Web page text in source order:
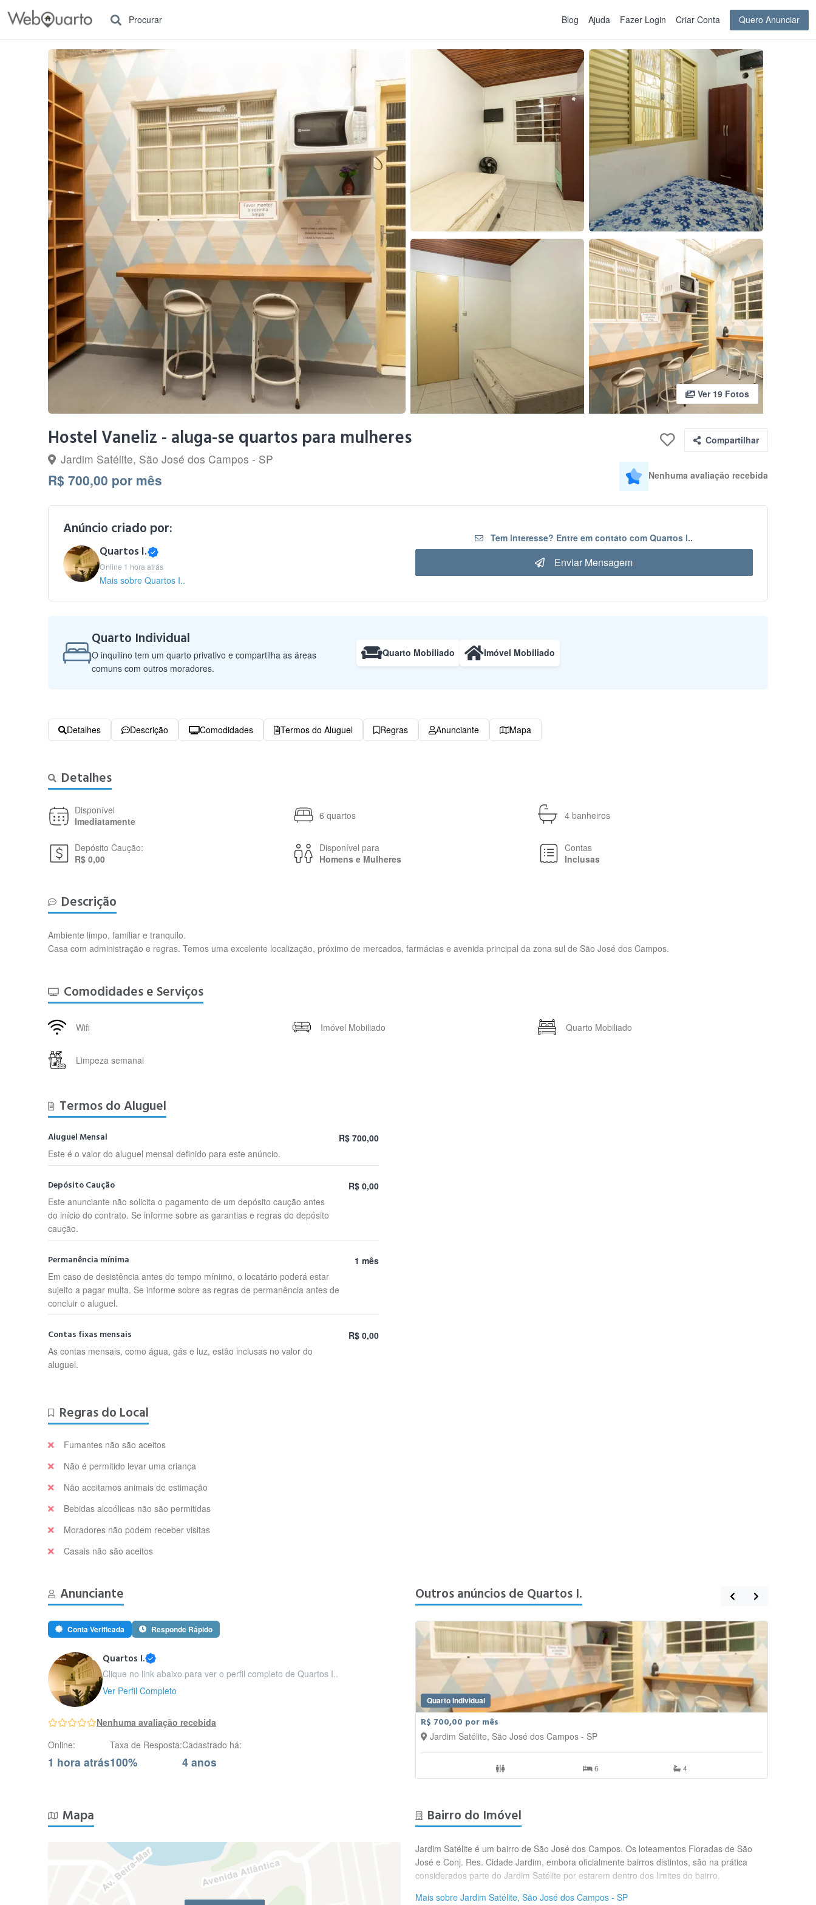
Procurar Blog Ajuda Fazer Login Criar Conta Quero Anunciar
Ver 19 Fotos
Hostel Vaneliz - aluga-se quartos para mulheres
Jardim Satélite, São José dos Campos - SP
R$ 700,00 por mês
Compartilhar
Nenhuma avaliação recebida
Anúncio criado por:
Quartos I.
Online 1 hora atrás
Mais sobre Quartos I..
Tem interesse? Entre em contato com Quartos I..
Enviar Mensagem
Quarto Individual
O inquilino tem um quarto privativo e compartilha as áreas
comuns com outros moradores.
Quarto Mobiliado Imóvel Mobiliado
Detalhes Descrição Comodidades Termos do Aluguel Regras Anunciante Mapa
Detalhes
Disponível
Imediatamente
6 quartos 4 banheiros
Depósito Caução:
R$ 0,00
Disponível para
Homens e Mulheres
Contas
Inclusas
Descrição
Ambiente limpo, familiar e tranquilo.
Casa com administração e regras. Temos uma excelente localização, próximo de mercados, farmácias e avenida principal da zona sul de São José dos Campos.
Comodidades e Serviços
Wifi Imóvel Mobiliado Quarto Mobiliado
Limpeza semanal
Termos do Aluguel
Aluguel Mensal
Este é o valor do aluguel mensal definido para este anúncio.
R$ 700,00
Depósito Caução
Este anunciante não solicita o pagamento de um depósito caução antes
do início do contrato. Se informe sobre as garantias e regras do depósito
caução.
R$ 0,00
Permanência mínima
Em caso de desistência antes do tempo mínimo, o locatário poderá estar
sujeito a pagar multa. Se informe sobre as regras de permanência antes de
concluir o aluguel.
1 mês
Contas fixas mensais
As contas mensais, como água, gás e luz, estão inclusas no valor do
aluguel.
R$ 0,00
Regras do Local
Fumantes não são aceitos
Não é permitido levar uma criança
Não aceitamos animais de estimação
Bebidas alcoólicas não são permitidas
Moradores não podem receber visitas
Casais não são aceitos
Anunciante
Conta Verificada Responde Rápido
Quartos I.
Clique no link abaixo para ver o perfil completo de Quartos I..
Ver Perfil Completo
Nenhuma avaliação recebida
Online:
1 hora atrás
Taxa de Resposta:
100%
Cadastrado há:
4 anos
Outros anúncios de Quartos I.
Quarto Individual
R$ 700,00 por mês
Jardim Satélite, São José dos Campos - SP
6 4
Mapa Bairro do Imóvel
Jardim Satélite é um bairro de São José dos Campos. Os loteamentos Floradas de São
José e Conj. Res. Cidade Jardim, embora oficialmente bairros distintos, são na prática
considerados parte do Jardim Satélite por estarem dentro dos limites do bairro.
Mais sobre Jardim Satélite, São José dos Campos - SP